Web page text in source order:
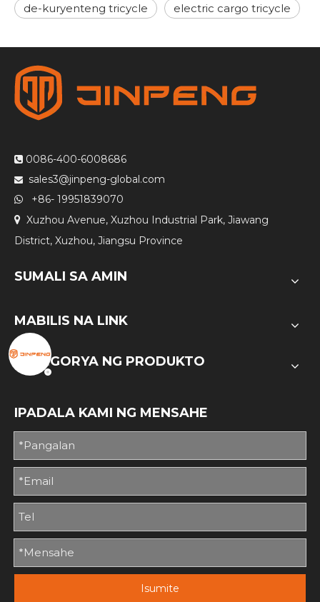
de-kuryenteng tricycle electric cargo tricycle
 0086-400-6008686
 sales3@jinpeng-global.com
 +86- 19951839070
 Xuzhou Avenue, Xuzhou Industrial Park, Jiawang
District, Xuzhou, Jiangsu Province
SUMALI SA AMIN
MABILIS NA LINK
KATEGORYA NG PRODUKTO
IPADALA KAMI NG MENSAHE
Isumite